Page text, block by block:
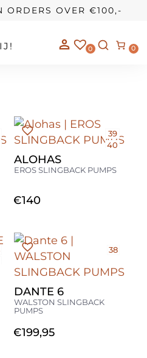
ORDERS OVER €100,-
0 0
ALOHAS
EROS SLINGBACK PUMPS
€140
39
40
DANTE 6
WALSTON SLINGBACK
PUMPS
€199,95
38